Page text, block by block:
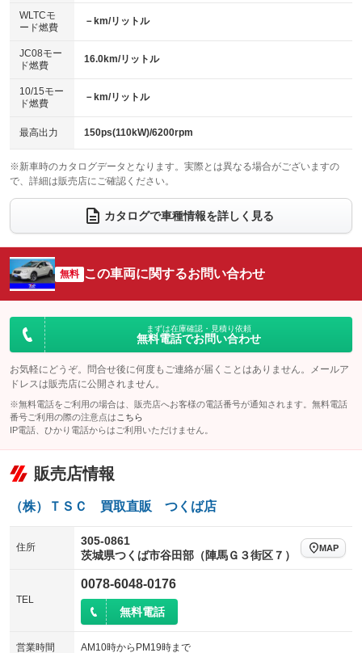
センターデフロック
：装備なし
電動格納ミラー
：装備あり
エアロ
：装備なし
ローダウン
：装備なし
ベンチシート
：装備なし
チップアップシート
：装備なし
電動格納サードシート
：装備なし シートヒーター
：装備なし
ウォークスルー
電動リアゲート フロントカメラ
：装備なし
シートエアコン
：装備なし 全周囲カメラ
：装備なし
サイドカメラ
：装備なし ルーフレール
：装備あり
エアサスペンション ヘッドライトウォッシャー
WLTCモ
ード燃費
－km/リットル
JC08モー
ド燃費
16.0km/リットル
10/15モー
ド燃費
－km/リットル
最高出力 150ps(110kW)/6200rpm
※新車時のカタログデータとなります。実際とは異なる場合がございますの
で、詳細は販売店にご確認ください。
カタログで車種情報を詳しく見る
無料 この車両に関するお問い合わせ
まずは在庫確認・見積り依頼
無料電話でお問い合わせ
お気軽にどうぞ。問合せ後に何度もご連絡が届くことはありません。メールア
ドレスは販売店に公開されません。
※無料電話をご利用の場合は、販売店へお客様の電話番号が通知されます。無料電話
番号ご利用の際の注意点は こちら
IP電話、ひかり電話からはご利用いただけません。
販売店情報
（株）ＴＳＣ 買取直販 つくば店
住所
305-0861
茨城県つくば市谷田部（陣馬Ｇ３街区７）
MAP
TEL
0078-6048-0176
無料電話
営業時間 AM10時からPM19時まで